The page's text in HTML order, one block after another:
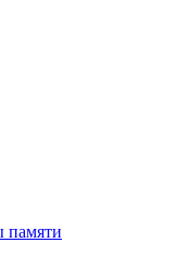
памяти